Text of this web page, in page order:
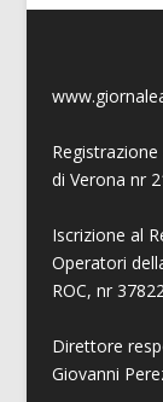
Registrazione
di Verona nr
Iscrizione al
Operatori
ROC, nr
Direttore
Giovanni